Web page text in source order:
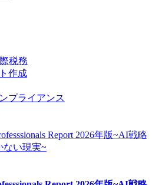
税務
作成
プライアンス